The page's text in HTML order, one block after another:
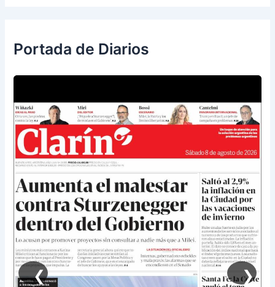
Portada de Diarios
❮ ❯